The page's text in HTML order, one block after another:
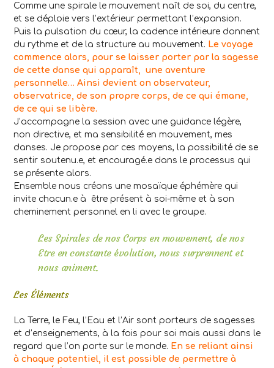
Comme une spirale le mouvement naît de soi, du centre,
et se déploie vers l’extérieur permettant l’expansion.
Puis la pulsation du cœur, la cadence intérieure donnent
du rythme et de la structure au mouvement. Le voyage
commence alors, pour se laisser porter par la sagesse
de cette danse qui apparaît, une aventure
personnelle… Ainsi devient on observateur,
observatrice, de son propre corps, de ce qui émane,
de ce qui se libère.
J’accompagne la session avec une guidance légère,
non directive, et ma sensibilité en mouvement, mes
danses. Je propose par ces moyens, la possibilité de se
sentir soutenu.e, et encouragé.e dans le processus qui
se présente alors.
Ensemble nous créons une mosaïque éphémère qui
invite chacun.e à être présent à soi-même et à son
cheminement personnel en li avec le groupe.
Les Spirales de nos Corps en mouvement, de nos
Etre en constante évolution, nous surprennent et
nous animent.
Les Éléments
La Terre, le Feu, l’Eau et l’Air sont porteurs de sagesses
et d’enseignements, à la fois pour soi mais aussi dans le
regard que l’on porte sur le monde. En se reliant ainsi
à chaque potentiel, il est possible de permettre à